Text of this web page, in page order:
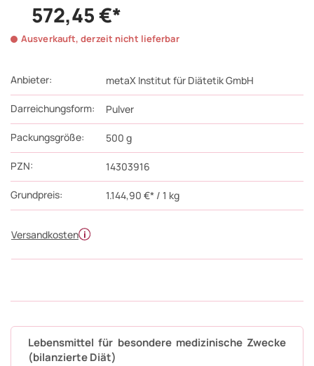
Versandkosten
Anbieter: metaX Institut für Diätetik GmbH
Darreichungsform: Pulver
Packungsgröße: 500 g
PZN: 14303916
Grundpreis: 1.144,90 €* / 1 kg
572,45 €*
Ausverkauft, derzeit nicht lieferbar
Lebensmittel für besondere medizinische Zwecke
(bilanzierte Diät)